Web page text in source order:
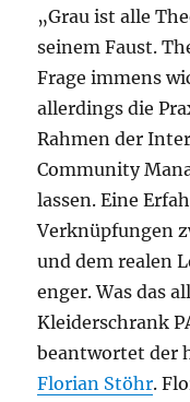
„Grau ist alle
seinem Faust.
Frage immens
allerdings die
Rahmen der
Community
lassen. Eine
Verknüpfungen
und dem realen
enger. Was das
Kleiderschrank
beantwortet der
Florian Stöhr.